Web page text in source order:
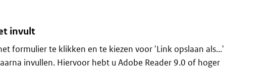
invult
formulier te klikken en te kiezen voor 'Link opslaan als...'
invullen. Hiervoor hebt u Adobe Reader 9.0 of hoger